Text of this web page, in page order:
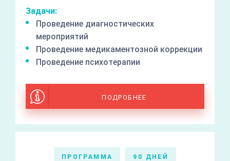
Задачи:
Проведение диагностических
мероприятий
Проведение медикаментозной коррекции
Проведение психотерапии
ПОДРОБНЕЕ
ПРОГРАММА 90 ДНЕЙ